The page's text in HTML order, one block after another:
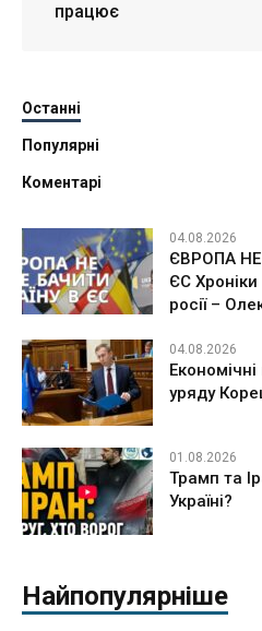
працює
Останні
Популярні
Коментарі
04.08.2026
ЄВРОПА НЕ
ЄС Хроніки
росії –
04.08.2026
уряду
01.08.2026
Трамп та
Україні?
Найпопулярніше